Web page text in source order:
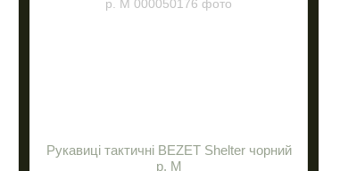
Рукавиці тактичні BEZET Shelter чорний
р. M